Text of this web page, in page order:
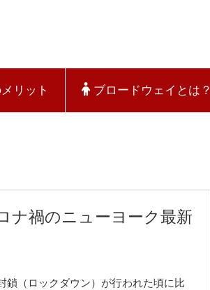
リット ブロードウェイとは？
ナ禍のニューヨーク最新
鎖（ロックダウン）が行われた頃に比